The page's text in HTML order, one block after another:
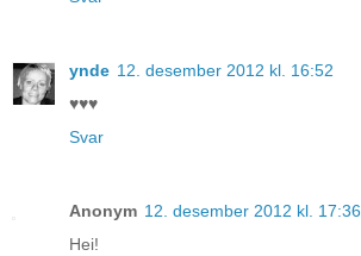
ynde 12. desember 2012 kl. 16:52
♥♥♥
Svar
Anonym 12. desember 2012 kl. 17:36
Hei!